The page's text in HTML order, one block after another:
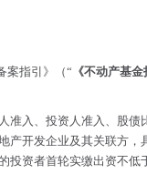
案指引》（“ 《不动产基金
准入、投资人准入、股债
产开发企业及其关联方，
投资者首轮实缴出资不低